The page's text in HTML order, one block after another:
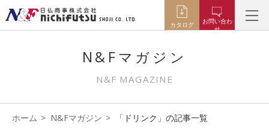
カタログ
お問い合わ
せ
N&Fマガジン
N&F MAGAZINE
ホーム N&Fマガジン 「ドリンク」の記事一覧